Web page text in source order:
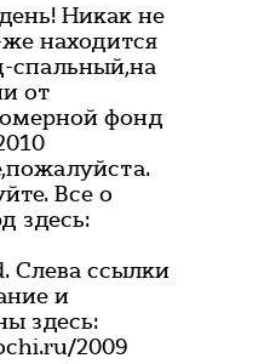
Никак не
находится
спальный,на
от
фонд
Все о
здесь:
Слева ссылки
и
здесь:
2009